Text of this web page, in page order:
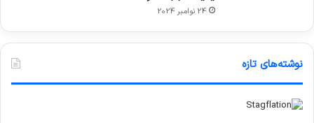
24 نوامبر 2024
نوشته‌های تازه